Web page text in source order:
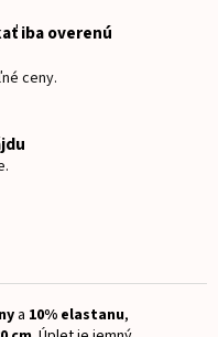
iba overenú
ceny.
a 10% elastanu,